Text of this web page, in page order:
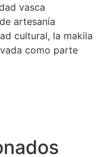
vasca
artesanía
cultural, la makila
como parte